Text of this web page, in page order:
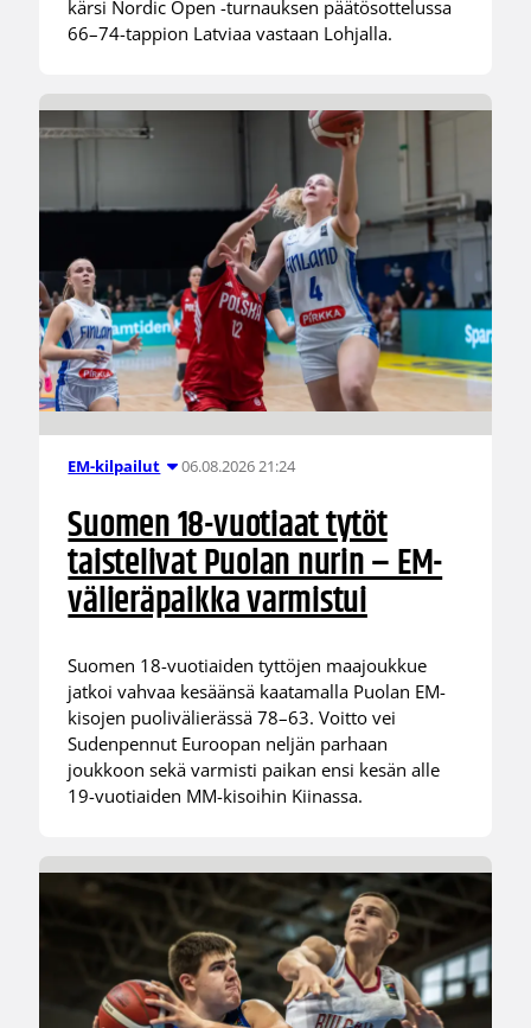
kärsi Nordic Open -turnauksen päätösottelussa
66–74-tappion Latviaa vastaan Lohjalla.
EM-kilpailut 06.08.2026 21:24
Suomen 18-vuotiaat tytöt
taistelivat Puolan nurin – EM-
välieräpaikka varmistui
Suomen 18-vuotiaiden tyttöjen maajoukkue
jatkoi vahvaa kesäänsä kaatamalla Puolan EM-
kisojen puolivälierässä 78–63. Voitto vei
Sudenpennut Euroopan neljän parhaan
joukkoon sekä varmisti paikan ensi kesän alle
19-vuotiaiden MM-kisoihin Kiinassa.